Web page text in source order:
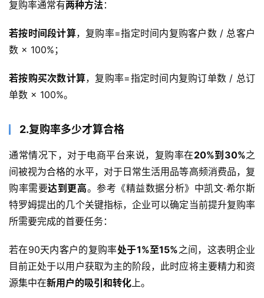
复购率通常有两种方法 ：
若按时间段计算，复购率=指定时间内复购客户数 / 总客户
数 × 100%；
若按购买次数计算，复购率=指定时间内复购订单数 / 总订
单数 × 100%。
2.复购率多少才算合格
通常情况下，对于电商平台来说，复购率在20%到30%之
间被视为合格的水平，对于日常生活用品等高频消费品，复
购率需要达到更高。参考《精益数据分析》中凯文·希尔斯
特罗姆提出的几个关键指标，企业可以确定当前提升复购率
所需要完成的首要任务：
若在90天内客户的复购率处于1%至15%之间，这表明企业
目前正处于以用户获取为主的阶段，此时应将主要精力和资
源集中在新用户的吸引和转化 上。